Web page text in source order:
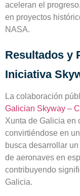
aceleran el
en proyectos
NASA.
Resultados y
Iniciativa
La colaboración
Galician Skyway –
Xunta de Galicia en
convirtiéndose en
busca desarrollar
de aeronaves en
contribuyendo
Galicia.